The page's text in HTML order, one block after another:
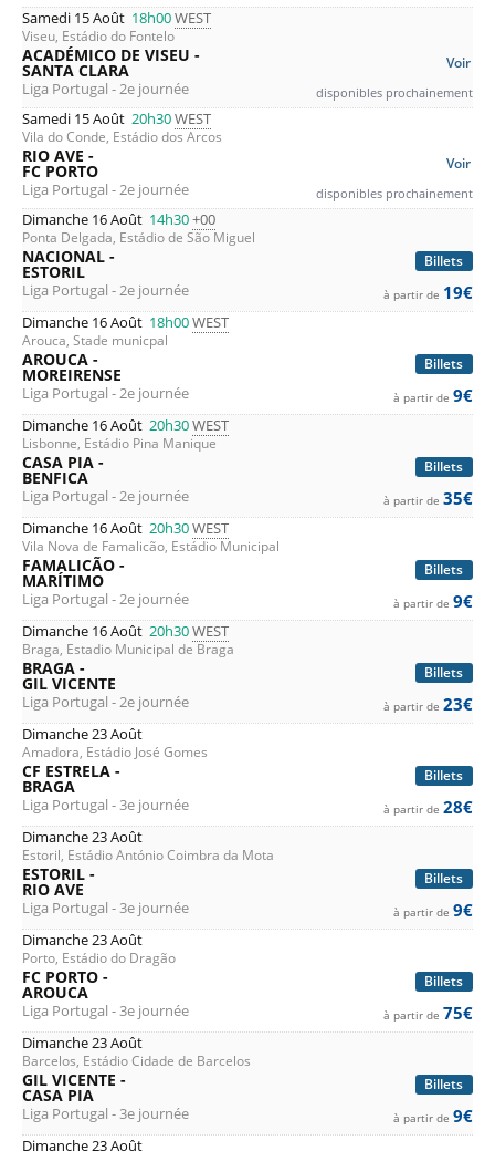
Samedi 15 Août 18h00WEST
Viseu, Estádio do Fontelo
Voir
ACADÉMICO DE VISEU -
SANTA CLARA
Liga Portugal - 2e journée disponibles prochainement
Samedi 15 Août 20h30WEST
Vila do Conde, Estádio dos Arcos
Voir
RIO AVE -
FC PORTO
Liga Portugal - 2e journée disponibles prochainement
Dimanche 16 Août 14h30+00
Ponta Delgada, Estádio de São Miguel
Billets
NACIONAL -
ESTORIL
Liga Portugal - 2e journée à partir de 19€
Dimanche 16 Août 18h00WEST
Arouca, Stade municpal
Billets
AROUCA -
MOREIRENSE
Liga Portugal - 2e journée à partir de 9€
Dimanche 16 Août 20h30WEST
Lisbonne, Estádio Pina Manique
Billets
CASA PIA -
BENFICA
Liga Portugal - 2e journée à partir de 35€
Dimanche 16 Août 20h30WEST
Vila Nova de Famalicão, Estádio Municipal
Billets
FAMALICÃO -
MARÍTIMO
Liga Portugal - 2e journée à partir de 9€
Dimanche 16 Août 20h30WEST
Braga, Estadio Municipal de Braga
Billets
BRAGA -
GIL VICENTE
Liga Portugal - 2e journée à partir de 23€
Dimanche 23 Août
Amadora, Estádio José Gomes
Billets
CF ESTRELA -
BRAGA
Liga Portugal - 3e journée à partir de 28€
Dimanche 23 Août
Estoril, Estádio António Coimbra da Mota
Billets
ESTORIL -
RIO AVE
Liga Portugal - 3e journée à partir de 9€
Dimanche 23 Août
Porto, Estádio do Dragão
Billets
FC PORTO -
AROUCA
Liga Portugal - 3e journée à partir de 75€
Dimanche 23 Août
Barcelos, Estádio Cidade de Barcelos
Billets
GIL VICENTE -
CASA PIA
Liga Portugal - 3e journée à partir de 9€
Dimanche 23 Août